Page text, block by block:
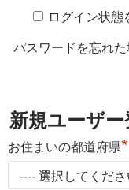
ログイン状態
パスワードを忘れた
新規ユーザー
お住まいの都道府県*